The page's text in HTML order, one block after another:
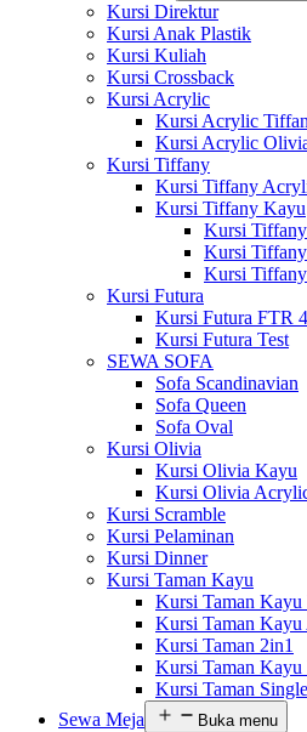
Kursi Direktur
Kursi Anak Plastik
Kursi Kuliah
Kursi Crossback
Kursi Acrylic
Kursi Acrylic
Kursi Acrylic
Kursi Tiffany
Kursi Tiffany
Kursi Tiffany Kayu
Kursi
Kursi
Kursi
Kursi Futura
Kursi Futura FTR
Kursi Futura Test
SEWA SOFA
Sofa Scandinavian
Sofa Queen
Sofa Oval
Kursi Olivia
Kursi Olivia Kayu
Kursi Olivia
Kursi Scramble
Kursi Pelaminan
Kursi Dinner
Kursi Taman Kayu
Kursi Taman Kayu
Kursi Taman
Kursi Taman 2in1
Kursi Taman
Kursi Taman Single
Sewa Meja
Buka menu